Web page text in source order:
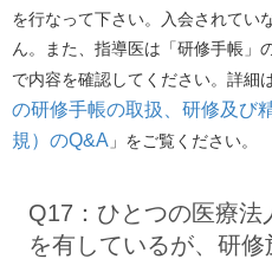
を行なって下さい。入会されてい
ん。また、指導医は「研修手帳」
で内容を確認してください。詳細
の研修手帳の取扱、研修及び
規）のQ&A 」をご覧ください。
Q17：ひとつの医療
を有しているが、研